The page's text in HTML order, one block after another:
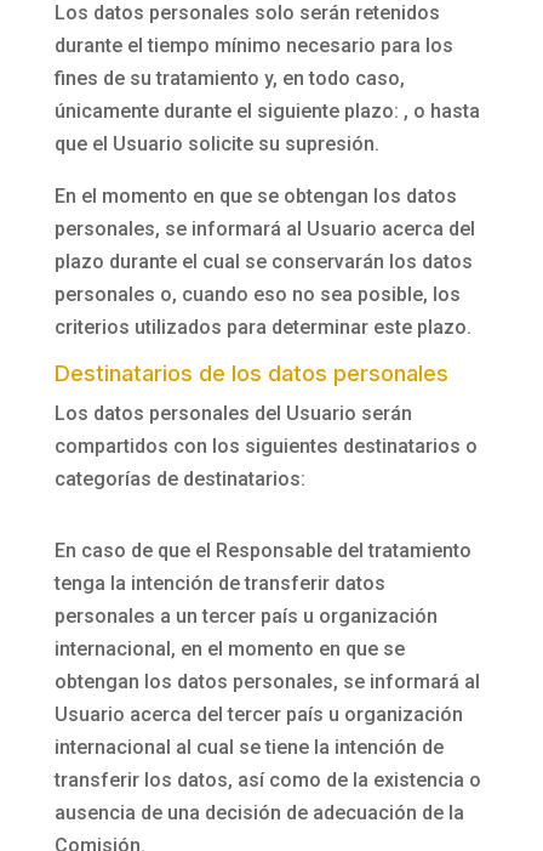
Los datos personales solo serán retenidos
durante el tiempo mínimo necesario para los
fines de su tratamiento y, en todo caso,
únicamente durante el siguiente plazo: , o hasta
que el Usuario solicite su supresión.
En el momento en que se obtengan los datos
personales, se informará al Usuario acerca del
plazo durante el cual se conservarán los datos
personales o, cuando eso no sea posible, los
criterios utilizados para determinar este plazo.
Destinatarios de los datos personales
Los datos personales del Usuario serán
compartidos con los siguientes destinatarios o
categorías de destinatarios:
En caso de que el Responsable del tratamiento
tenga la intención de transferir datos
personales a un tercer país u organización
internacional, en el momento en que se
obtengan los datos personales, se informará al
Usuario acerca del tercer país u organización
internacional al cual se tiene la intención de
transferir los datos, así como de la existencia o
ausencia de una decisión de adecuación de la
Comisión.